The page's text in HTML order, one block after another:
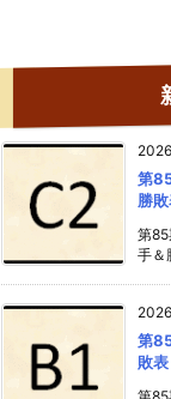
第
勝
第
手＆
第
敗